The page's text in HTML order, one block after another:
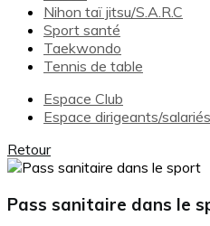
Nihon taï jitsu/S.A.R.C
Sport santé
Taekwondo
Tennis de table
Espace Club
Espace dirigeants/salariés
Retour
Pass sanitaire dans le